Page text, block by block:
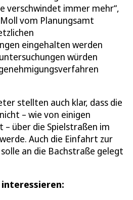
verschwindet immer mehr“,
vom Planungsamt
eingehalten werden
würden
stellten auch klar, dass die
– wie von einigen
über die Spielstraßen im
Auch die Einfahrt zur
an die Bachstraße gelegt
interessieren: